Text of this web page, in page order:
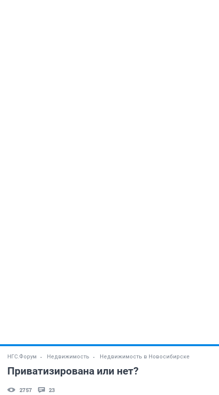
НГС.Форум Недвижимость Недвижимость в Новосибирске
Приватизирована или нет?
2757 23